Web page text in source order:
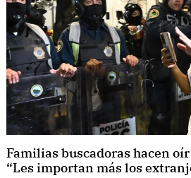
Familias buscadoras hacen
“Les importan más los